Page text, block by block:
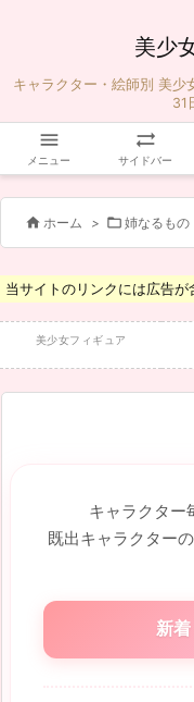
美少
キャラクター・絵師別 美少
31

メニュー

サイドバー
 ホーム >  姉なるもの
当サイトのリンクには広告が
美少女フィギュア
キャラクター
既出キャラクター
新